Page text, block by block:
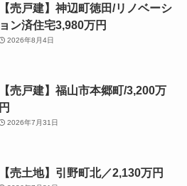
【売戸建】神辺町徳田/リノベーシ
ョン済住宅3,980万円
2026年8月4日
【売戸建】福山市本郷町/3,200万
円
2026年7月31日
【売土地】引野町北／2,130万円